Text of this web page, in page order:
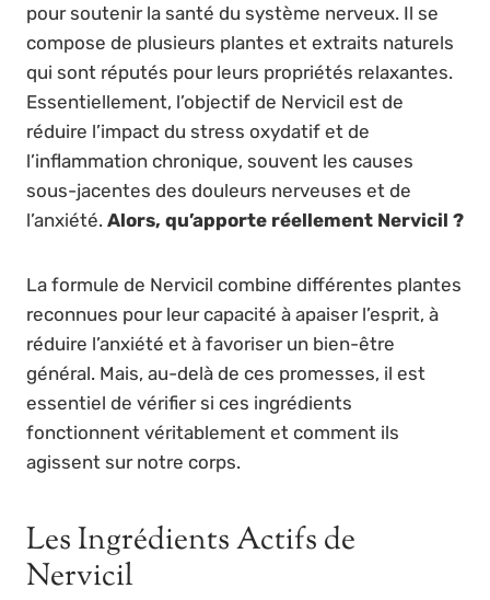
pour soutenir la santé du système nerveux. Il se
compose de plusieurs plantes et extraits naturels
qui sont réputés pour leurs propriétés relaxantes.
Essentiellement, l’objectif de Nervicil est de
réduire l’impact du stress oxydatif et de
l’inflammation chronique, souvent les causes
sous-jacentes des douleurs nerveuses et de
l’anxiété. Alors, qu’apporte réellement Nervicil ?
La formule de Nervicil combine différentes plantes
reconnues pour leur capacité à apaiser l’esprit, à
réduire l’anxiété et à favoriser un bien-être
général. Mais, au-delà de ces promesses, il est
essentiel de vérifier si ces ingrédients
fonctionnent véritablement et comment ils
agissent sur notre corps.
Les Ingrédients Actifs de
Nervicil